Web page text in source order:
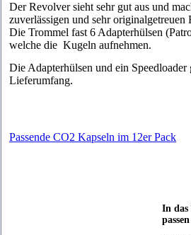
Der Revolver sieht sehr gut aus und
zuverlässigen und sehr originalgetreuen
Die Trommel fast 6 Adapterhülsen
welche die Kugeln aufnehmen.
Die Adapterhülsen und ein Speedloader
Lieferumfang.
Passende CO2 Kapseln im 12er Pack
In das